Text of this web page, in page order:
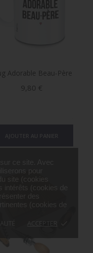
pour
site (cookies
(cookies de
des
(cookies de
ACCEPTER
Adorable Beau-Père
Prix
9,80 €